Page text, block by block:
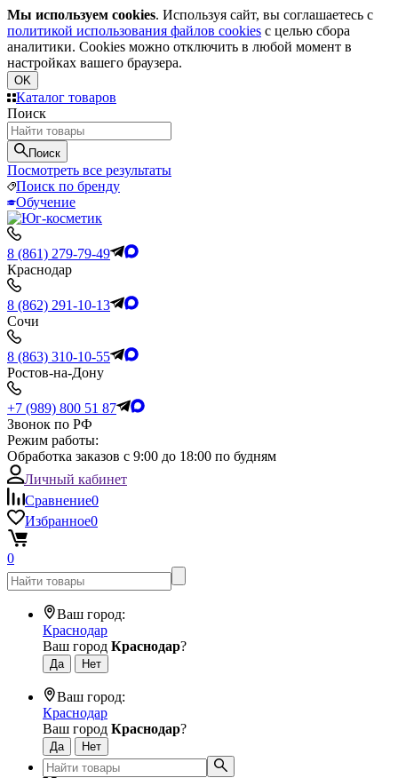
Мы используем cookies. Используя сайт, вы соглашаетесь с
политикой использования файлов cookies с целью сбора
аналитики. Cookies можно отключить в любой момент в
настройках вашего браузера.
OK
Каталог товаров
Поиск
Поиск
Посмотреть все результаты
Поиск по бренду
Обучение
8 (861) 279-79-49
Краснодар
8 (862) 291-10-13
Сочи
8 (863) 310-10-55
Ростов-на-Дону
+7 (989) 800 51 87
Звонок по РФ
Режим работы:
Обработка заказов с 9:00 до 18:00 по будням
Личный кабинет
Сравнение0
Избранное0
0
Ваш город:
Краснодар
Ваш город Краснодар?
Ваш город:
Краснодар
Ваш город Краснодар?